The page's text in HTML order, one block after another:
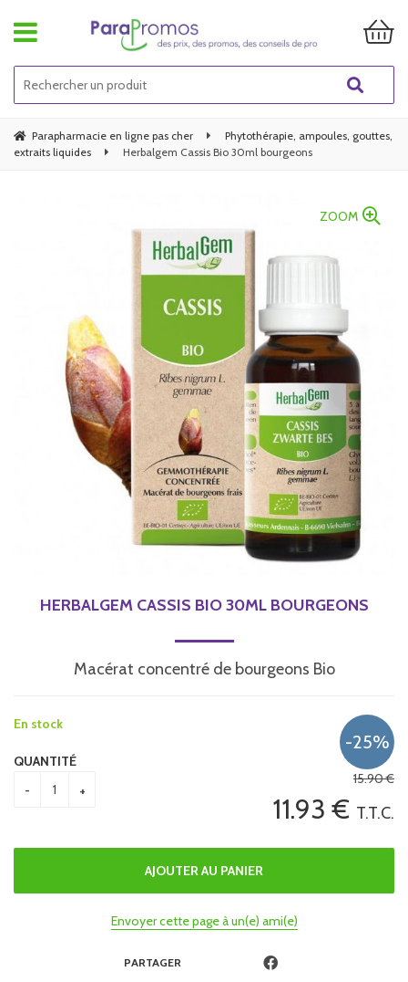
Parapharmacie en ligne pas cher
Phytothérapie, ampoules, gouttes,
extraits liquides
Herbalgem Cassis Bio 30ml bourgeons
ZOOM
HERBALGEM CASSIS BIO 30ML BOURGEONS
Macérat concentré de bourgeons Bio
15.90€
11.93 € T.T.C.
En stock
QUANTITÉ
Envoyer cette page à un(e) ami(e)
PARTAGER